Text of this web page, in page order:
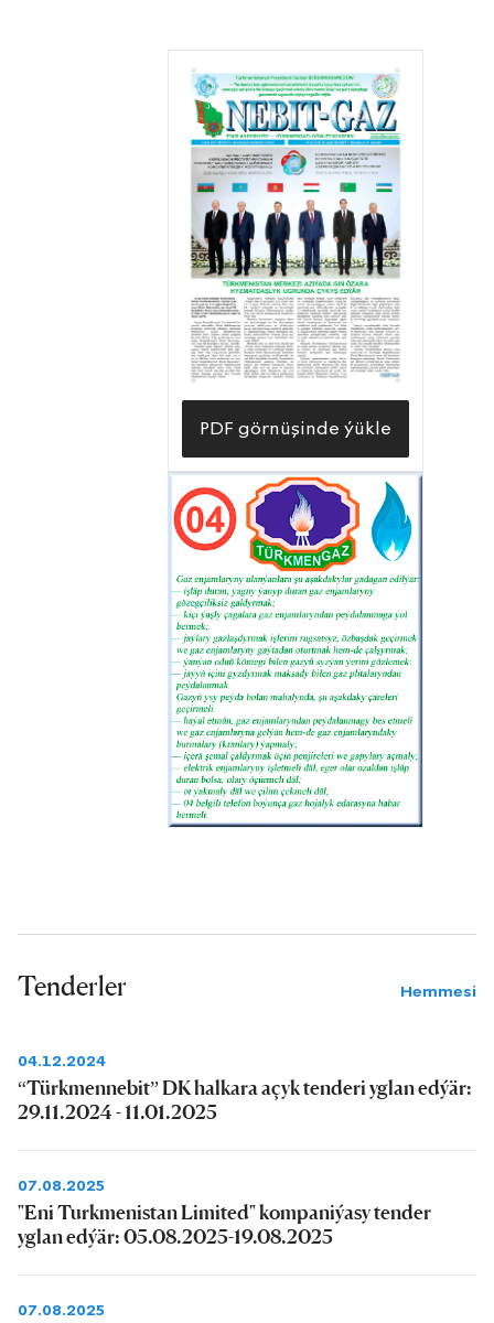
PDF görnüşinde ýükle
Tenderler Hemmesi
04.12.2024
“Türkmennebit” DK halkara açyk tenderi yglan edýär:
29.11.2024 - 11.01.2025
07.08.2025
"Eni Turkmenistan Limited" kompaniýasy tender
yglan edýär: 05.08.2025-19.08.2025
07.08.2025